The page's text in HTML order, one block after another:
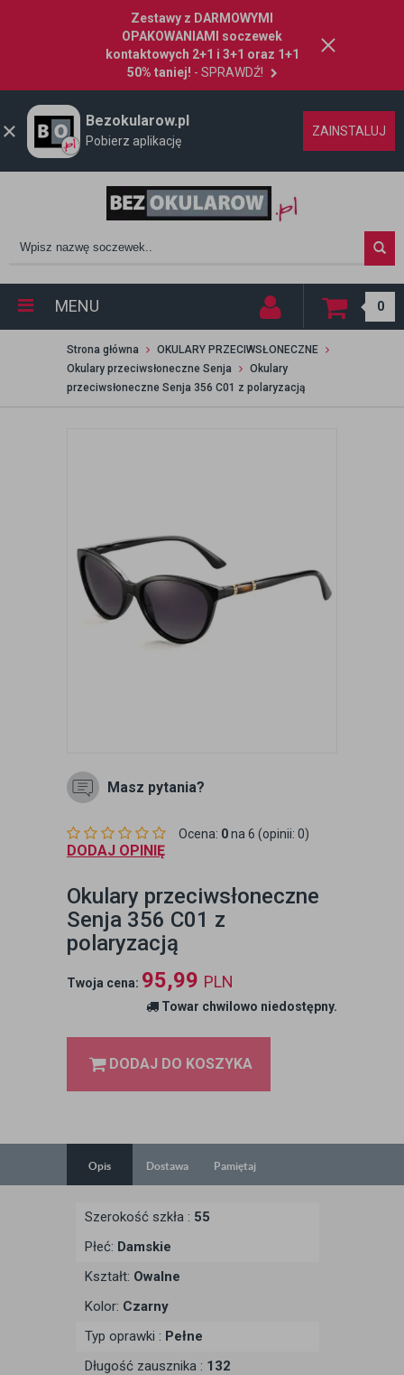
Zestawy z DARMOWYMI
OPAKOWANIAMI soczewek
kontaktowych 2+1 i 3+1 oraz 1+1
50% taniej! - SPRAWDŹ!
Bezokularow.pl
Pobierz aplikację
ZAINSTALUJ
MENU 0
Strona główna
OKULARY PRZECIWSŁONECZNE
Okulary przeciwsłoneczne Senja
Okulary
przeciwsłoneczne Senja 356 C01 z polaryzacją
Masz pytania?
Ocena: 0na 6 (opinii: 0)
DODAJ OPINIĘ
Okulary przeciwsłoneczne
Senja 356 C01 z
polaryzacją
Twoja cena: 95,99 PLN
Towar chwilowo niedostępny.
DODAJ DO KOSZYKA
Opis Dostawa Pamiętaj
Szerokość szkła : 55
Płeć: Damskie
Kształt: Owalne
Kolor: Czarny
Typ oprawki : Pełne
Długość zausznika : 132